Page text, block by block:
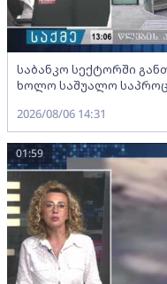
საბანკო სექტორში
ხოლო საშუალო
2026/08/06 14:31
01:59